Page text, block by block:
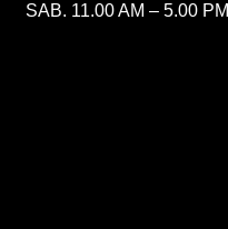
SAB. 11.00 AM – 5.00 PM